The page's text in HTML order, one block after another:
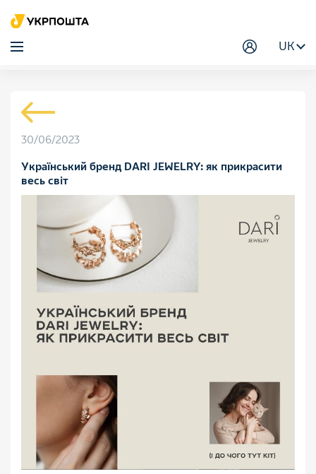
UK
30/06/2023
Український бренд DARI JEWELRY: як прикрасити
весь світ